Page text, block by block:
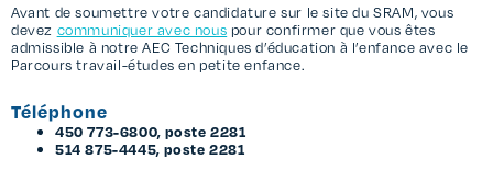
Avant de soumettre votre candidature sur le site du SRAM, vous
devez communiquer avec nous pour confirmer que vous êtes
admissible à notre AEC Techniques d’éducation à l’enfance avec le
Parcours travail-études en petite enfance.
Téléphone
450 773-6800, poste 2281
514 875-4445, poste 2281